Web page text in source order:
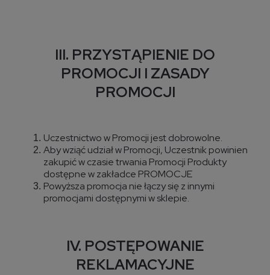
III. PRZYSTĄPIENIE DO
PROMOCJI I ZASADY
PROMOCJI
Uczestnictwo w Promocji jest dobrowolne.
Aby wziąć udział w Promocji, Uczestnik powinien
zakupić w czasie trwania Promocji Produkty
dostępne w zakładce PROMOCJE
Powyższa promocja nie łączy się z innymi
promocjami dostępnymi w sklepie.
IV. POSTĘPOWANIE
REKLAMACYJNE